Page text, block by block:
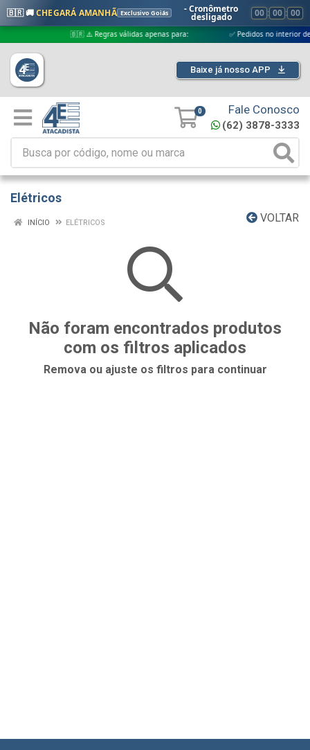
🇧🇷 🚚CHEGARÁ AMANHÃ Exclusivo Goiás - Cronômetro
desligado 00 : 00 : 00
🇧🇷 ⚠️ Regras válidas apenas para: ✅ Pedidos no interior de
Baixe já nosso APP
0 Fale Conosco
(62) 3878-3333
Elétricos
VOLTAR
INÍCIO ELÉTRICOS
Não foram encontrados produtos
com os filtros aplicados
Remova ou ajuste os filtros para continuar